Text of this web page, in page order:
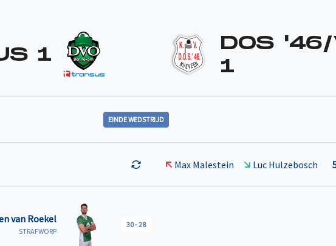
1
DOS '46/
1
EINDE WEDSTRIJD
Max Malestein Luc Hulzebosch
van Roekel
STRAFWORP
30-28